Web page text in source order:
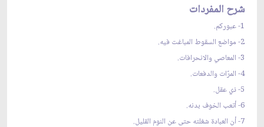
شرح المفردات
1- عبوركم.
2- مواضع السقوط المباغت فيه.
3- المعاصي والانحرافات.
4- المرّات والدفعات.
5- ذي عقل.
6- أتعب الخوف بدنه.
7- أن العبادة شغلته حتى عن النوم القليل.